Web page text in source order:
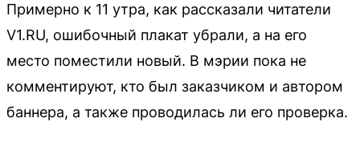
Примерно к 11 утра, как рассказали читатели
V1.RU, ошибочный плакат убрали, а на его
место поместили новый. В мэрии пока не
комментируют, кто был заказчиком и автором
баннера, а также проводилась ли его проверка.